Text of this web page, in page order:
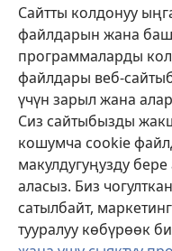
Сайтты колдонуу
файлдарын жана
программаларды
файлдары веб-
үчүн зарыл жана
Сиз сайтыбызды
кошумча cookie
макулдугуңузду
аласыз. Биз
сатылбайт,
тууралуу көбүрөөк
Тартуулар
(жаңы
терезе
ачат)
ОНЛАЙН КИТЕПКАНА
(жаңы
терезе
ачат) JW Hub
(жаңы
терезе
ачат) JW Library
Watchtower Library